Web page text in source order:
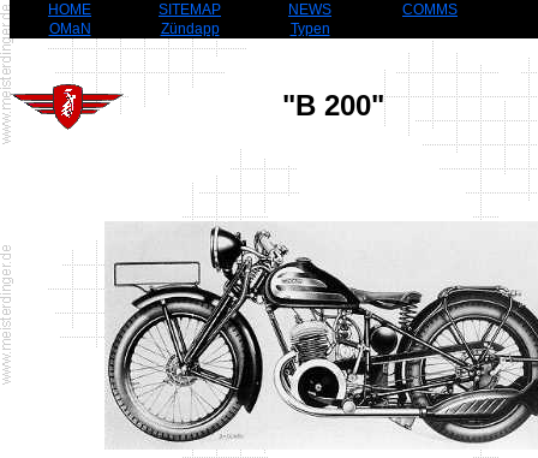
HOME SITEMAP NEWS
COMMS
OMaN
Zündapp Typen
"B 200"